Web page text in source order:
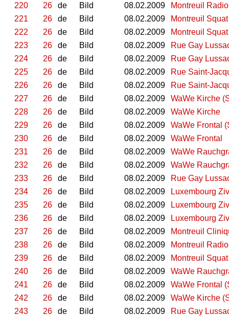
220
26 de Bild 08.02.2009
Montreuil
221
26 de Bild 08.02.2009
Montreuil
222
26 de Bild 08.02.2009
Montreuil Squat
223
26 de Bild 08.02.2009
Rue Gay
224
26 de Bild 08.02.2009
Rue Gay
225
26 de Bild 08.02.2009
Rue Saint-
226
26 de Bild 08.02.2009
Rue Saint-
227
26 de Bild 08.02.2009
WaWe Kirche
228
26 de Bild 08.02.2009
WaWe Kirche
229
26 de Bild 08.02.2009
WaWe Frontal
230
26 de Bild 08.02.2009
WaWe Frontal
231
26 de Bild 08.02.2009
WaWe
232
26 de Bild 08.02.2009
WaWe
233
26 de Bild 08.02.2009
Rue Gay
234
26 de Bild 08.02.2009
Luxembourg
235
26 de Bild 08.02.2009
Luxembourg
236
26 de Bild 08.02.2009
Luxembourg
237
26 de Bild 08.02.2009
Montreuil
238
26 de Bild 08.02.2009
Montreuil
239
26 de Bild 08.02.2009
Montreuil
240
26 de Bild 08.02.2009
WaWe
241
26 de Bild 08.02.2009
WaWe Frontal
242
26 de Bild 08.02.2009
WaWe Kirche
243
26 de Bild 08.02.2009
Rue Gay